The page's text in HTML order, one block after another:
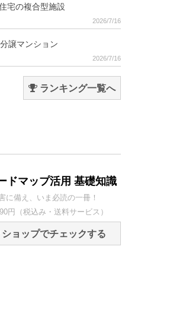
宅の複合型施設
2026/7/16
譲マンション
2026/7/16
ランキング一覧へ
ドマップ活用 基礎知識
に備え、いま必読の一冊！
円（税込み・送料サービス）
ョップでチェックする